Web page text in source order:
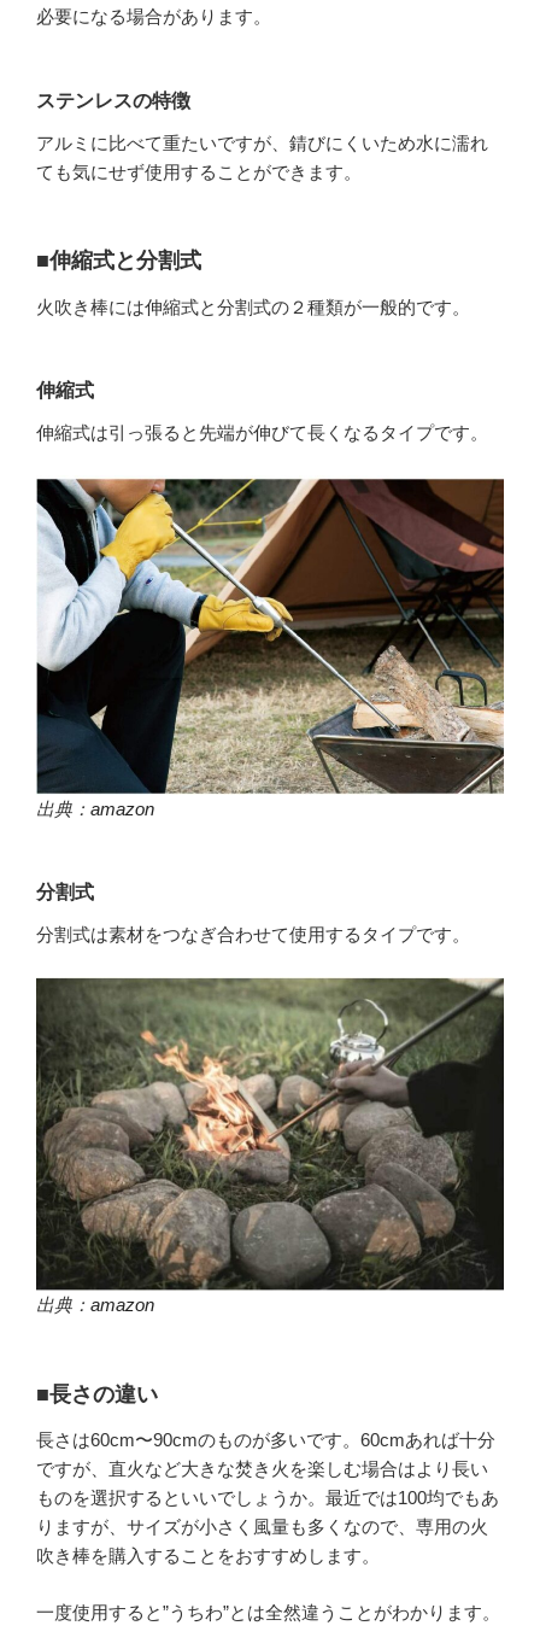
必要になる場合があります。
ステンレスの特徴
アルミに比べて重たいですが、錆びにくいため水に濡れ
ても気にせず使用することができます。
■伸縮式と分割式
火吹き棒には伸縮式と分割式の２種類が一般的です。
伸縮式
伸縮式は引っ張ると先端が伸びて長くなるタイプです。
出典： amazon
分割式
分割式は素材をつなぎ合わせて使用するタイプです。
出典： amazon
■長さの違い
長さは60cm〜90cmのものが多いです。60cmあれば十分
ですが、直火など大きな焚き火を楽しむ場合はより長い
ものを選択するといいでしょうか。最近では100均でもあ
りますが、サイズが小さく風量も多くなので、専用の火
吹き棒を購入することをおすすめします。
一度使用すると”うちわ”とは全然違うことがわかります。